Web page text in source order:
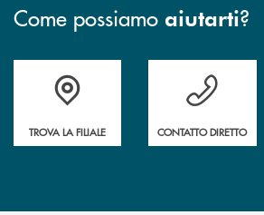
Come possiamo aiutarti?
Trova la filiale più vicina a te.
TROVA LA FILIALE
Hai bisogno di
CONTATTO DIRETTO